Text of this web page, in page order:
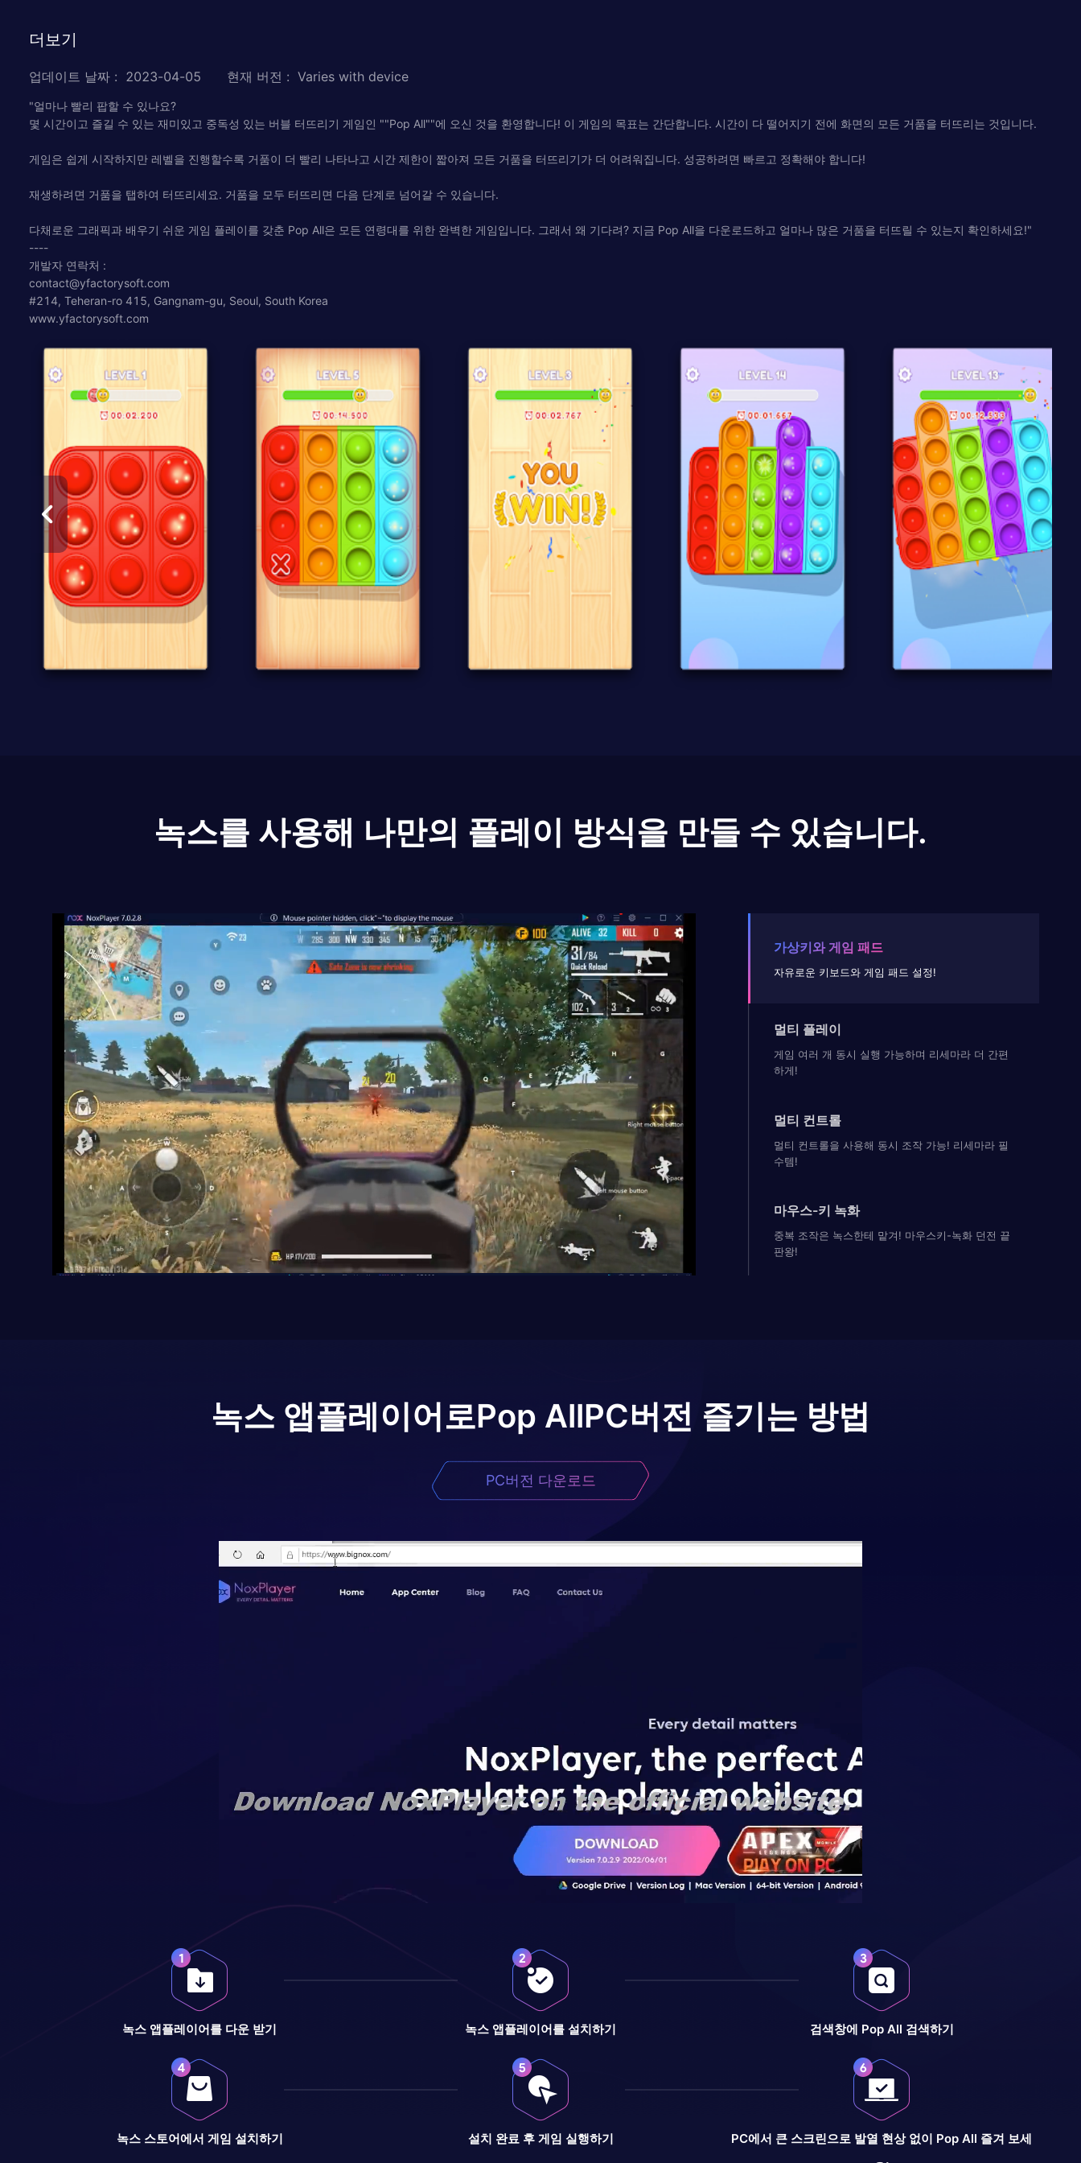
더보기
업데이트 날짜 : 2023-04-05 현재 버전 : Varies with device
"얼마나 빨리 팝할 수 있나요?
몇 시간이고 즐길 수 있는 재미있고 중독성 있는 버블 터뜨리기 게임인 ""Pop All""에 오신 것을 환영합니다! 이 게임의 목표는 간단합니다. 시간이 다 떨어지기 전에 화면의 모든 거품을 터뜨리는 것입니다.
게임은 쉽게 시작하지만 레벨을 진행할수록 거품이 더 빨리 나타나고 시간 제한이 짧아져 모든 거품을 터뜨리기가 더 어려워집니다. 성공하려면 빠르고 정확해야 합니다!
재생하려면 거품을 탭하여 터뜨리세요. 거품을 모두 터뜨리면 다음 단계로 넘어갈 수 있습니다.
다채로운 그래픽과 배우기 쉬운 게임 플레이를 갖춘 Pop All은 모든 연령대를 위한 완벽한 게임입니다. 그래서 왜 기다려? 지금 Pop All을 다운로드하고 얼마나 많은 거품을 터뜨릴 수 있는지 확인하세요!"
----
개발자 연락처 :
contact@yfactorysoft.com
#214, Teheran-ro 415, Gangnam-gu, Seoul, South Korea
www.yfactorysoft.com
녹스를 사용해 나만의 플레이 방식을 만들 수 있습니다.
가상키와 게임 패드
자유로운 키보드와 게임 패드 설정!
멀티 플레이
게임 여러 개 동시 실행 가능하며 리세마라 더 간편
하게!
멀티 컨트롤
멀티 컨트롤을 사용해 동시 조작 가능! 리세마라 필
수템!
마우스-키 녹화
중복 조작은 녹스한테 맡겨! 마우스키-녹화 던전 끝
판왕!
녹스 앱플레이어로Pop AllPC버전 즐기는 방법
PC버전 다운로드
녹스 앱플레이어를 다운 받기 녹스 앱플레이어를 설치하기 검색창에 Pop All 검색하기
녹스 스토어에서 게임 설치하기 설치 완료 후 게임 실행하기
PC에서 큰 스크린으로 발열 현상 없이 Pop All 즐겨 보세